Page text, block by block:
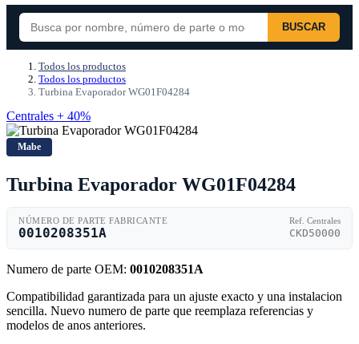
BUSCAR
Todos los productos
Todos los productos
Turbina Evaporador WG01F04284
Centrales + 40%
Mabe
Turbina Evaporador WG01F04284
NÚMERO DE PARTE FABRICANTE
0010208351A
Ref. Centrales
CKD50000
Numero de parte OEM: 0010208351A
Compatibilidad garantizada para un ajuste exacto y una instalacion
sencilla. Nuevo numero de parte que reemplaza referencias y
modelos de anos anteriores.